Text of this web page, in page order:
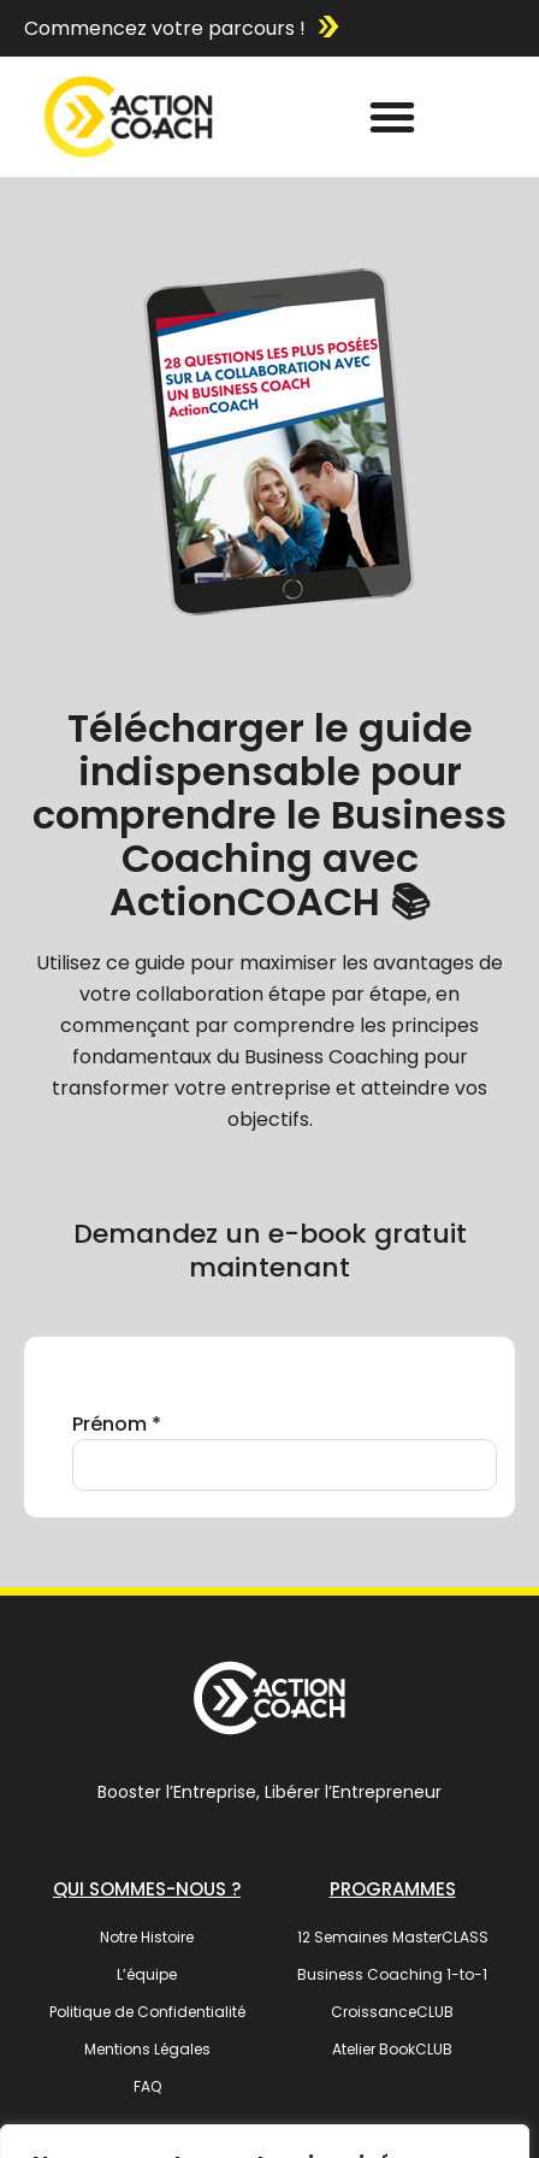
Commencez votre parcours !
Télécharger le guide
indispensable pour
comprendre le Business
Coaching avec
ActionCOACH 📚
Utilisez ce guide pour maximiser les avantages de
votre collaboration étape par étape, en
commençant par comprendre les principes
fondamentaux du Business Coaching pour
transformer votre entreprise et atteindre vos
objectifs.
Demandez un e-book gratuit
maintenant
Booster l’Entreprise, Libérer l’Entrepreneur
QUI SOMMES-NOUS ?
Notre Histoire
L’équipe
Politique de Confidentialité
Mentions Légales
FAQ
PROGRAMMES
12 Semaines MasterCLASS
Business Coaching 1-to-1
CroissanceCLUB
Atelier BookCLUB